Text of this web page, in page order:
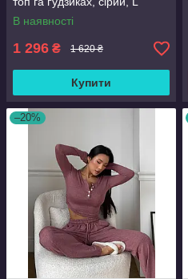
В наявності
1 296 ₴ 1 620 ₴
Купити
–20%